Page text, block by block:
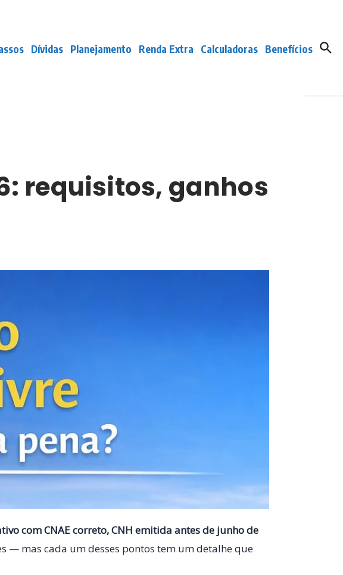
Dívidas Planejamento Renda Extra Calculadoras Benefícios
requisitos, ganhos
com CNAE correto, CNH emitida antes de junho de
— mas cada um desses pontos tem um detalhe que